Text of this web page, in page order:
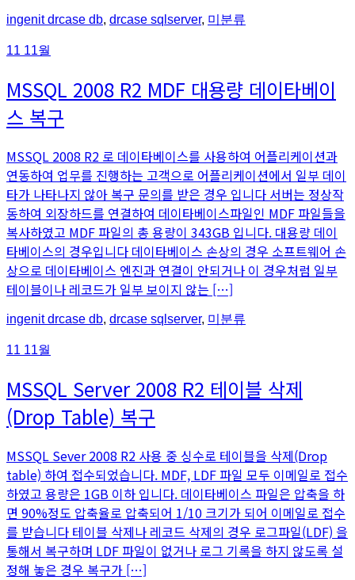
An
by
ingenitPosted
drcase db, drcase sqlserver, 미분류
11 11월
MSSQL 2008 R2 MDF 대용량 데이타베이
스 복구
MSSQL 2008 R2 로 데이타베이스를 사용하여 어플리케이션과
연동하여 업무를 진행하는 고객으로 어플리케이션에서 일부 데이
타가 나타나지 않아 복구 문의를 받은 경우 입니다 서버는 정상작
동하여 외장하드를 연결하여 데이타베이스파일인 MDF 파일들을
복사하였고 MDF 파일의 총 용량이 343GB 입니다. 대용량 데이
타베이스의 경우입니다 데이타베이스 손상의 경우 소프트웨어 손
상으로 데이타베이스 엔진과 연결이 안되거나 이 경우처럼 일부
테이블이나 레코드가 일부 보이지 않는 […]
An
by
ingenitPosted
drcase db, drcase sqlserver, 미분류
11 11월
MSSQL Server 2008 R2 테이블 삭제
(Drop Table) 복구
MSSQL Sever 2008 R2 사용 중 싱수로 테이블을 삭제(Drop
table) 하여 접수되었습니다. MDF, LDF 파일 모두 이메일로 접수
하였고 용량은 1GB 이하 입니다. 데이타베이스 파일은 압축을 하
면 90%정도 압축율로 압축되어 1/10 크기가 되어 이메일로 접수
를 받습니다 테이블 삭제나 레코드 삭제의 경우 로그파일(LDF) 을
통해서 복구하며 LDF 파일이 없거나 로그 기록을 하지 않도록 설
정해 놓은 경우 복구가 […]